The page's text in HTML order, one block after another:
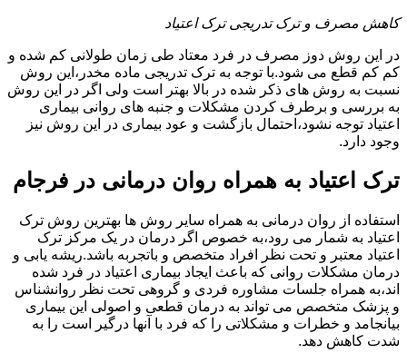
کاهش مصرف و ترک تدریجی ترک اعتیاد
در این روش دوز مصرف در فرد معتاد طی زمان طولانی کم شده و
کم کم قطع می شود.با توجه به ترک تدریجی ماده مخدر،این روش
نسبت به روش های ذکر شده در بالا بهتر است ولی اگر در این روش
به بررسی و برطرف کردن مشکلات و جنبه های روانی بیماری
اعتیاد توجه نشود،احتمال بازگشت و عود بیماری در این روش نیز
وجود دارد.
ترک اعتیاد به همراه روان درمانی در فرجام
استفاده از روان درمانی به همراه سایر روش ها بهترین روش ترک
اعتیاد به شمار می رود،به خصوص اگر درمان در یک مرکز ترک
اعتیاد معتبر و تحت نظر افراد متخصص و باتجربه باشد.ریشه یابی و
درمان مشکلات روانی که باعث ایجاد بیماری اعتیاد در فرد شده
اند،به همراه جلسات مشاوره فردی و گروهی تحت نظر روانشناس
و پزشک متخصص می تواند به درمان قطعی و اصولی این بیماری
بیانجامد و خطرات و مشکلاتی را که فرد با آنها درگیر است را به
شدت کاهش دهد.